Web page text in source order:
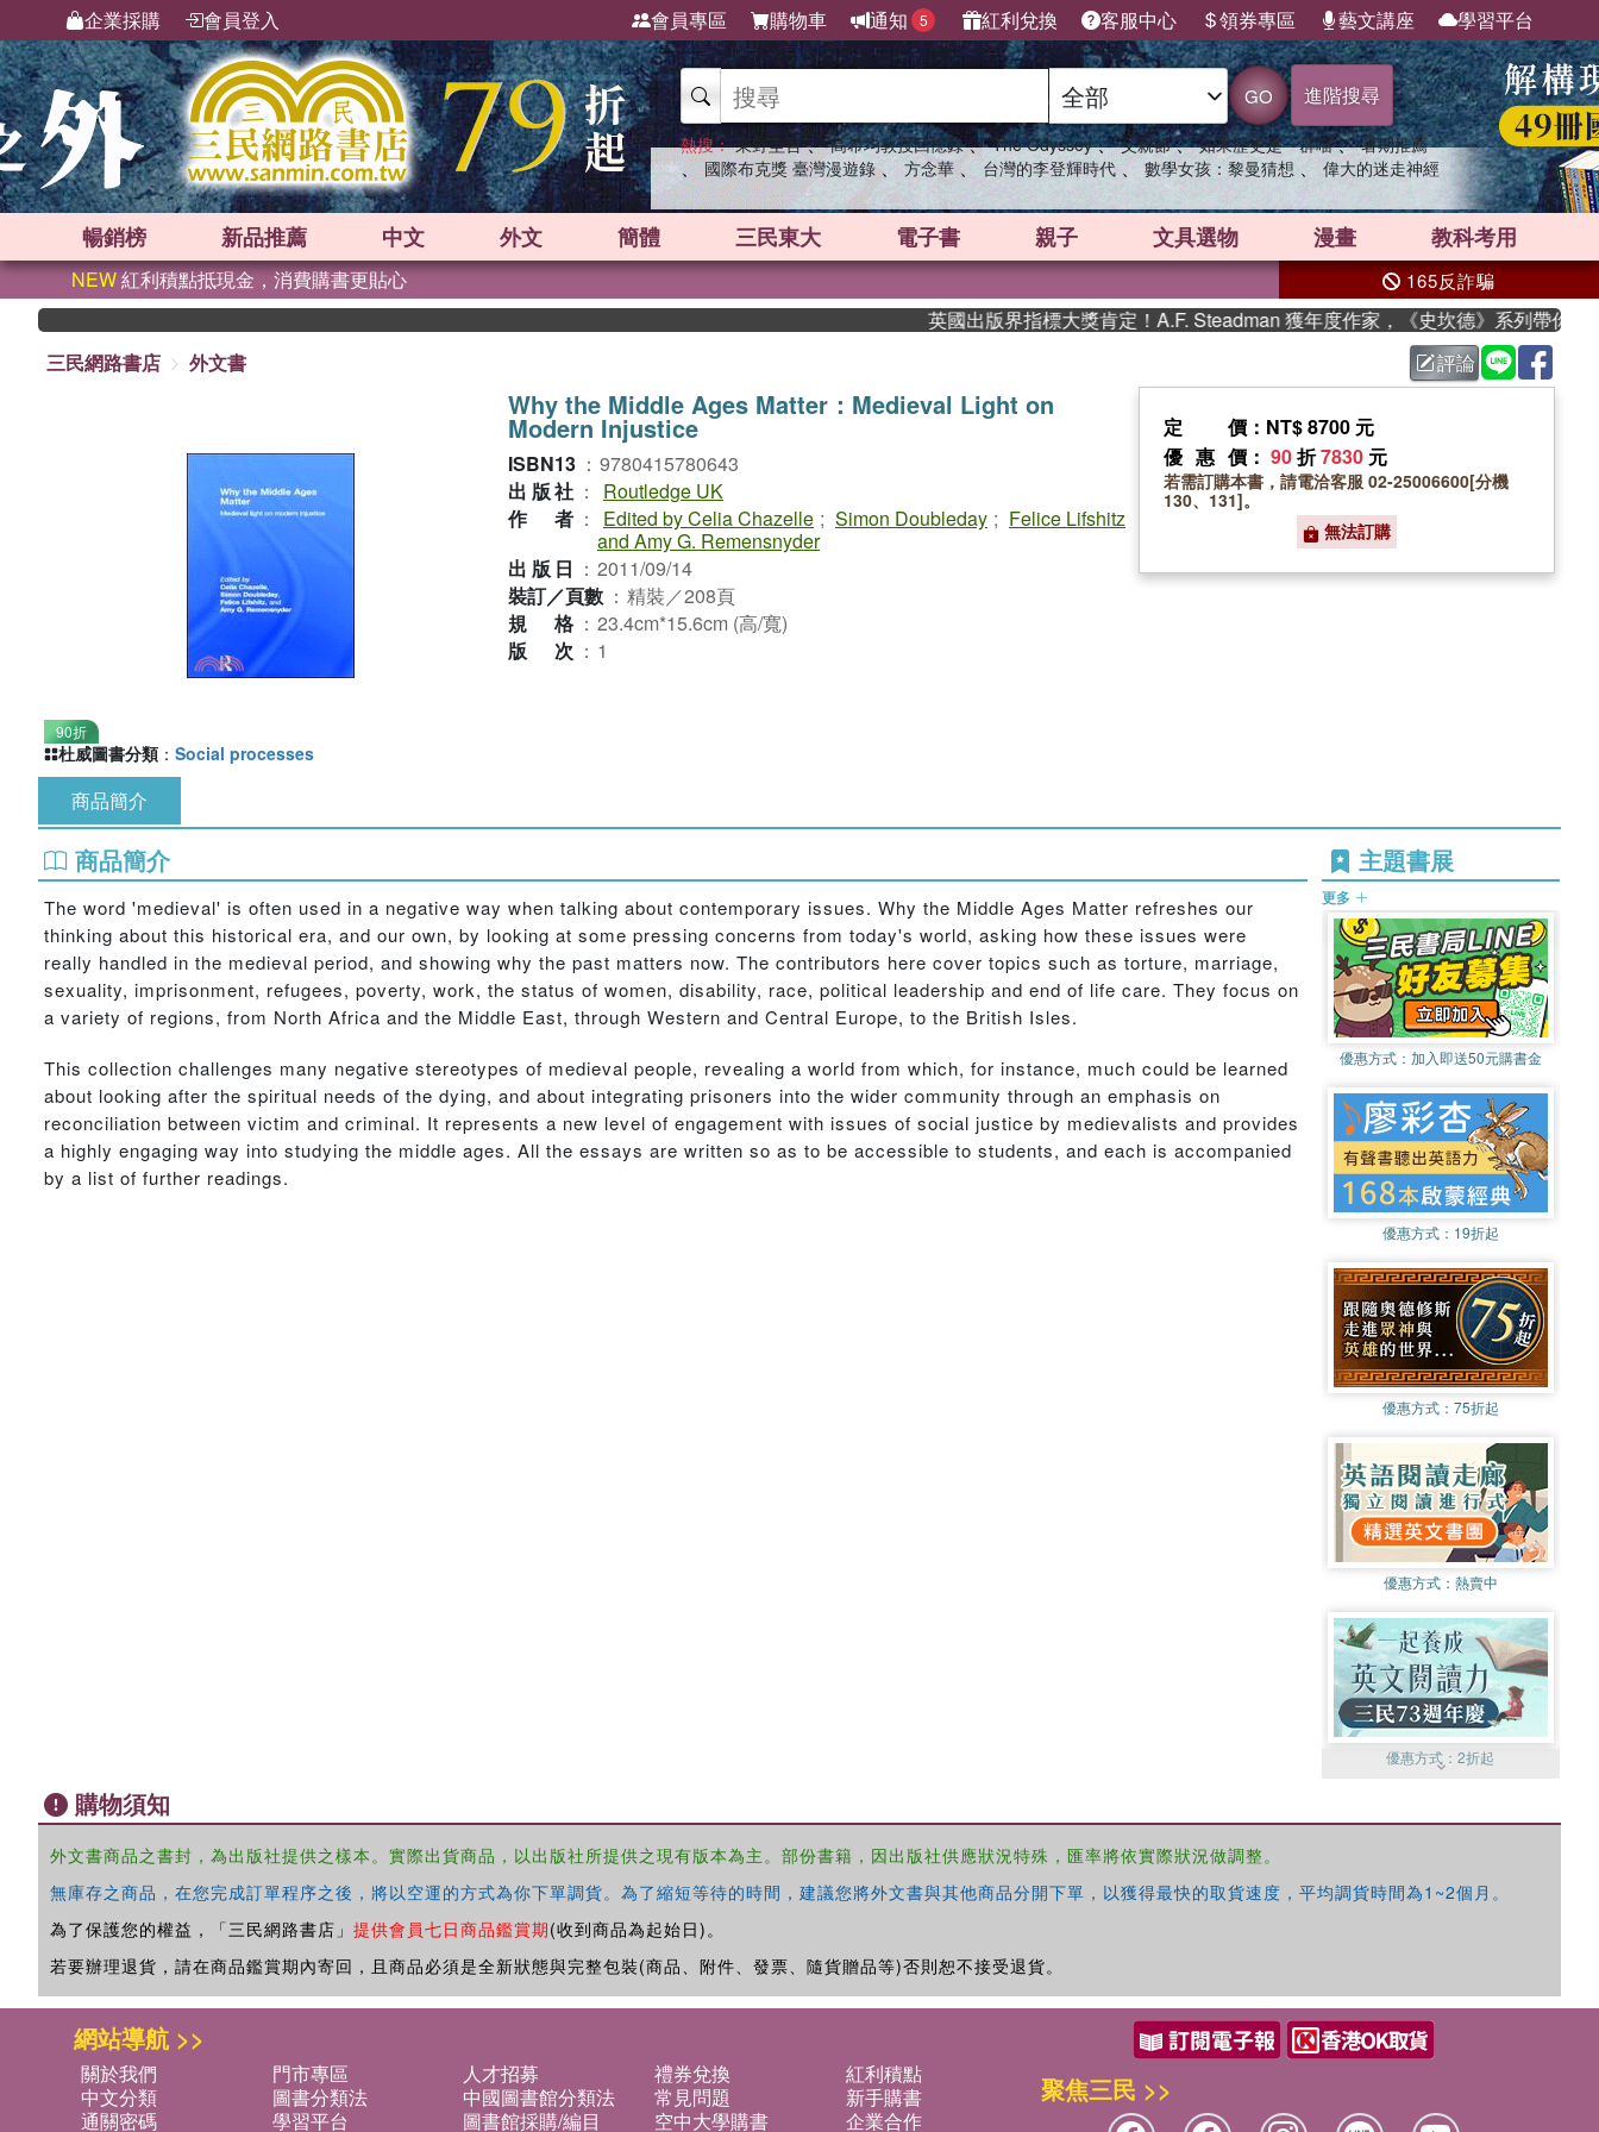
企業採購 會員登入 會員專區 購物車 通知 5 紅利兌換 客服中心 領券專區 藝文講座 學習平台
GO 進階搜尋
熱搜： 東野圭吾 、 高希均教授回憶錄 、 The Odyssey 、 父親節 、 如果歷史是一群喵 、 暑期推薦
、 國際布克獎 臺灣漫遊錄 、 方念華 、 台灣的李登輝時代 、 數學女孩：黎曼猜想 、 偉大的迷走神經
暢銷榜 新品推薦 中文 外文 簡體 三民東大 電子書 親子 文具選物 漫畫 教科考用
NEW紅利積點抵現金，消費購書更貼心 165反詐騙
英國出版界指標大獎肯定！A.F. Steadman 獲年度作家，《史坎德》系列帶你踏上熱
三民網路書店
外文書 評論
90折
Why the Middle Ages Matter：Medieval Light on
Modern Injustice
ISBN13 ： 9780415780643
出版社 ：
Routledge UK
作者 ： Edited by Celia Chazelle ; Simon Doubleday ; Felice Lifshitz
and Amy G. Remensnyder
出版日 ： 2011/09/14
裝訂／頁數 ： 精裝／208頁
規格 ： 23.4cm*15.6cm (高/寬)
版次 ： 1
定價 ：NT$ 8700 元
優惠價 ： 90折7830 元
若需訂購本書，請電洽客服 02-25006600[分機
130、131]。
無法訂購
杜威圖書分類 ： Social processes
商品簡介
商品簡介
The word 'medieval' is often used in a negative way when talking about contemporary issues. Why the Middle Ages Matter refreshes our
thinking about this historical era, and our own, by looking at some pressing concerns from today's world, asking how these issues were
really handled in the medieval period, and showing why the past matters now. The contributors here cover topics such as torture, marriage,
sexuality, imprisonment, refugees, poverty, work, the status of women, disability, race, political leadership and end of life care. They focus on
a variety of regions, from North Africa and the Middle East, through Western and Central Europe, to the British Isles.
This collection challenges many negative stereotypes of medieval people, revealing a world from which, for instance, much could be learned
about looking after the spiritual needs of the dying, and about integrating prisoners into the wider community through an emphasis on
reconciliation between victim and criminal. It represents a new level of engagement with issues of social justice by medievalists and provides
a highly engaging way into studying the middle ages. All the essays are written so as to be accessible to students, and each is accompanied
by a list of further readings.
主題書展
更多
優惠方式： 加入即送50元購書金
優惠方式： 19折起
優惠方式： 75折起
優惠方式： 熱賣中
優惠方式：2折起
購物須知
外文書商品之書封，為出版社提供之樣本。實際出貨商品，以出版社所提供之現有版本為主。部份書籍，因出版社供應狀況特殊，匯率將依實際狀況做調整。
無庫存之商品，在您完成訂單程序之後，將以空運的方式為你下單調貨。為了縮短等待的時間，建議您將外文書與其他商品分開下單，以獲得最快的取貨速度，平均調貨時間為1~2個月。
為了保護您的權益，「三民網路書店」 提供會員七日商品鑑賞期(收到商品為起始日)。
若要辦理退貨，請在商品鑑賞期內寄回，且商品必須是全新狀態與完整包裝(商品、附件、發票、隨貨贈品等)否則恕不接受退貨。
網站導航 >>
關於我們 門市專區 人才招募 禮券兌換
紅利積點
中文分類
圖書分類法 中國圖書館分類法 常見問題
新手購書
通關密碼
學習平台 圖書館採購/編目 空中大學購書
企業合作
聚焦三民 >>